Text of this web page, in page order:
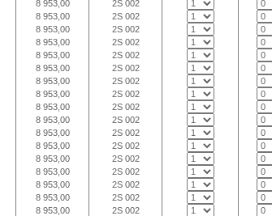
8 953,00 2S 002
8 953,00 2S 002
8 953,00 2S 002
8 953,00 2S 002
8 953,00 2S 002
8 953,00 2S 002
8 953,00 2S 002
8 953,00 2S 002
8 953,00 2S 002
8 953,00 2S 002
8 953,00 2S 002
8 953,00 2S 002
8 953,00 2S 002
8 953,00 2S 002
8 953,00 2S 002
8 953,00 2S 002
8 953,00 2S 002